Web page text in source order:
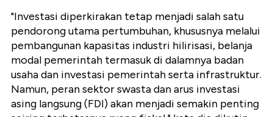
"Investasi diperkirakan tetap menjadi salah satu
pendorong utama pertumbuhan, khususnya melalui
pembangunan kapasitas industri hilirisasi, belanja
modal pemerintah termasuk di dalamnya badan
usaha dan investasi pemerintah serta infrastruktur.
Namun, peran sektor swasta dan arus investasi
asing langsung (FDI) akan menjadi semakin penting